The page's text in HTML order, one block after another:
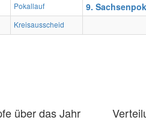
Pokallauf 9.
Kreisausscheid
über das Jahr